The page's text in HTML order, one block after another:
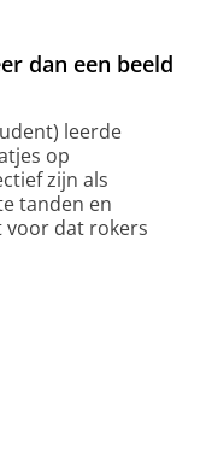
dan een beeld
leerde
op
zijn als
tanden en
voor dat rokers